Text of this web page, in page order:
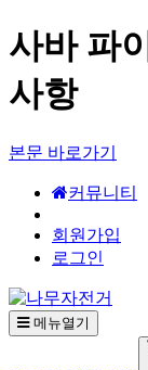
사바 파
사항
본문 바로가기
커뮤니티
회원가입
로그인
메뉴열기